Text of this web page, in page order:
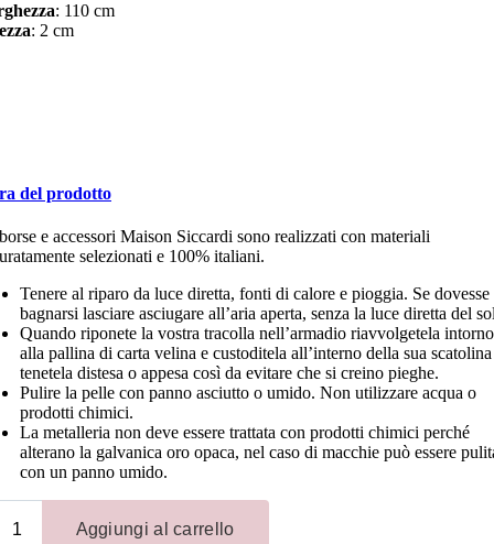
: 110 cm
: 2 cm
del prodotto
e accessori Maison Siccardi sono realizzati con materiali
selezionati e 100% italiani.
Tenere al riparo da luce diretta, fonti di calore e pioggia. Se dovesse
bagnarsi lasciare asciugare all’aria aperta, senza la luce diretta del
Quando riponete la vostra tracolla nell’armadio riavvolgetela intorno
alla pallina di carta velina e custoditela all’interno della sua
tenetela distesa o appesa così da evitare che si creino pieghe.
Pulire la pelle con panno asciutto o umido. Non utilizzare acqua o
prodotti chimici.
La metalleria non deve essere trattata con prodotti chimici perché
alterano la galvanica oro opaca, nel caso di macchie può essere
con un panno umido.